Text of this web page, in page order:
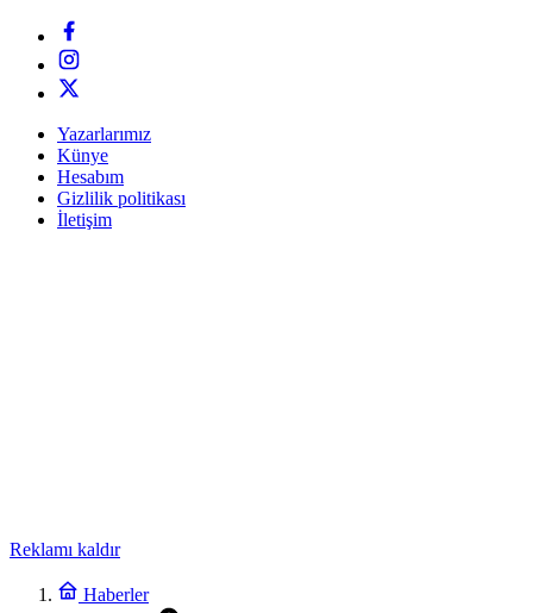
Yazarlarımız
Künye
Hesabım
Gizlilik politikası
İletişim
Reklamı kaldır
Haberler